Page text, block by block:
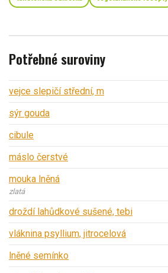
Potřebné suroviny
vejce slepičí střední, m
sýr gouda
cibule
máslo čerstvé
mouka lněná
zlatá
droždí lahůdkové sušené, tebi
vláknina psyllium, jitrocelová
lněné semínko